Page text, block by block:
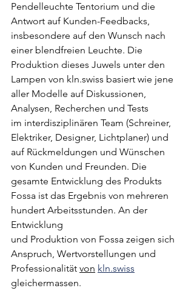
Pendelleuchte Tentorium und die
Antwort auf Kunden-Feedbacks,
insbesondere auf den Wunsch nach
einer blendfreien Leuchte. Die
Produktion dieses Juwels unter den
Lampen von kln.swiss basiert wie jene
aller Modelle auf Diskussionen,
Analysen, Recherchen und Tests
im interdisziplinären Team (Schreiner,
Elektriker, Designer, Lichtplaner) und
auf Rückmeldungen und Wünschen
von Kunden und Freunden. Die
gesamte Entwicklung des Produkts
Fossa ist das Ergebnis von mehreren
hundert Arbeitsstunden. An der
Entwicklung
und Produktion von Fossa zeigen sich
Anspruch, Wertvorstellungen und
Professionalität von kln.swiss
gleichermassen.